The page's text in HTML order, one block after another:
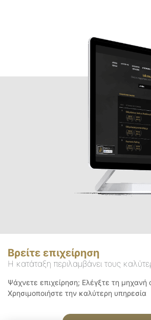
Βρείτε επιχείρηση
Η κατάταξη περιλαμβάνει τους
Ψάχνετε επιχείρηση; Ελέγξτε τη μηχανή
Χρησιμοποιήστε την καλύτερη υπηρεσία